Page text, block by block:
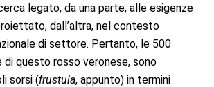
legato, da una parte, alle esigenze
dall’altra, nel contesto
di settore. Pertanto, le 500
questo rosso veronese, sono
sorsi (frustula, appunto) in termini